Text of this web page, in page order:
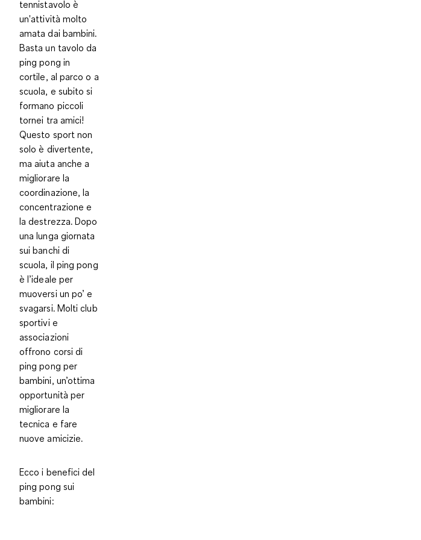
tennistavolo è
un'attività molto
amata dai bambini.
Basta un tavolo da
ping pong in
cortile, al parco o a
scuola, e subito si
formano piccoli
tornei tra amici!
Questo sport non
solo è divertente,
ma aiuta anche a
migliorare la
coordinazione, la
concentrazione e
la destrezza. Dopo
una lunga giornata
sui banchi di
scuola, il ping pong
è l’ideale per
muoversi un po’ e
svagarsi. Molti club
sportivi e
associazioni
offrono corsi di
ping pong per
bambini, un’ottima
opportunità per
migliorare la
tecnica e fare
nuove amicizie.
Ecco i benefici del
ping pong sui
bambini: